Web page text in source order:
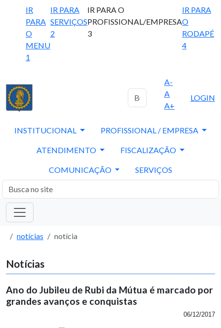
IR
PARA
O
MENU
1
IR PARA
SERVIÇOS
2
IR PARA O
PROFISSIONAL/EMPRESA
3
IR PARA
O
RODAPÉ
4
A-
A
A+
LOGIN
INSTITUCIONAL PROFISSIONAL / EMPRESA
ATENDIMENTO FISCALIZAÇÃO
COMUNICAÇÃO SERVIÇOS
notícias notícia
Notícias
Ano do Jubileu de Rubi da Mútua é marcado por
grandes avanços e conquistas
06/12/2017